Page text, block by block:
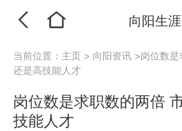
向阳生涯
当前位置： 主页 > 向阳资讯 >岗位数是
还是高技能人才
岗位数是求职数的两倍
技能人才